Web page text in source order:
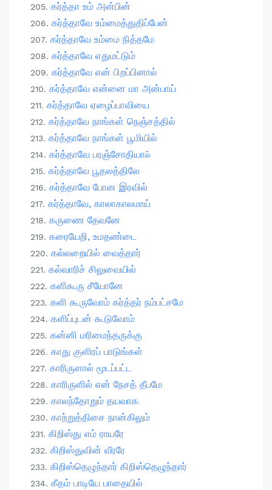
கர்த்தா உம் அன்பின்
கர்த்தாவே உம்மைத்துதிப்பேன்
கர்த்தாவே உம்மை நித்தமே
கர்த்தாவே எதுமட்டும்
கர்த்தாவே என் பிறப்பினால்
கர்த்தாவே என்னை மா அன்பாய்
கர்த்தாவே ஏழைப்பாவியை
கர்த்தாவே நாங்கள் நெஞ்சத்தில்
கர்த்தாவே நாங்கள் பூமியில்
கர்த்தாவே பரஞ்சோதியால்
கர்த்தாவே பூதலத்திலே
கர்த்தாவே போன இரவில்
கர்த்தாவே, காலாகாலமாய்
கருணை தேவனே
கரையேறி, உமதண்டை
கல்லறையில் வைத்தார்
கல்வாரிச் சிலுவையில்
களிகூரு சீயோனே
களி கூருவோம் கர்த்தர் நம்பட்சமே
களிப்புடன் கூடுவோம்
கன்னி மரிமைந்தருக்கு
காது குளிரப் பாடுங்கள்
காரிருளால் மூடப்பட்ட
காரிருளில் என் நேசத் தீபமே
காலந்தோறும் தயவாக
காற்றுத்திசை நான்கிலும்
கிறிஸ்து எம் ராயரே
கிறிஸ்துவின் வீரரே
கிறிஸ்தெழுந்தார் கிறிஸ்தெழுந்தார்
கீதம் பாடியே பாதையில்